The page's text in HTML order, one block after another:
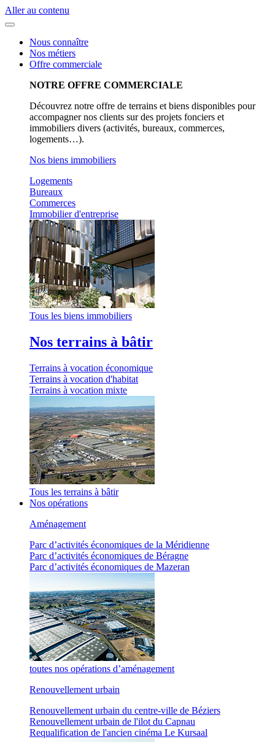
Aller au contenu
Nous connaître
Nos métiers
Offre commerciale
NOTRE OFFRE COMMERCIALE
Découvrez notre offre de terrains et biens disponibles pour
accompagner nos clients sur des projets fonciers et
immobiliers divers (activités, bureaux, commerces,
logements…).
Nos biens immobiliers
Logements
Bureaux
Commerces
Immobilier d'entreprise
Tous les biens immobiliers
Nos terrains à bâtir
Terrains à vocation économique
Terrains à vocation d'habitat
Terrains à vocation mixte
Tous les terrains à bâtir
Nos opérations
Aménagement
Parc d’activités économiques de la Méridienne
Parc d’activités économiques de Béragne
Parc d’activités économiques de Mazeran
toutes nos opérations d’aménagement
Renouvellement urbain
Renouvellement urbain du centre-ville de Béziers
Renouvellement urbain de l'ilot du Capnau
Requalification de l'ancien cinéma Le Kursaal